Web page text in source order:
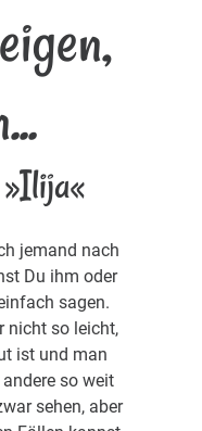
jemand nach
Du ihm oder
sagen.
nicht so leicht,
ist und man
so weit
sehen, aber